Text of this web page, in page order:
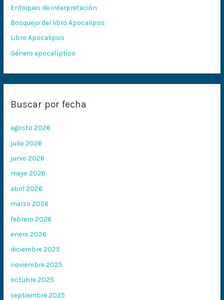
o
r
:
Enfoques de interpretación
Bosquejo del libro Apocalipsis
Libro Apocalipsis
Género apocalíptico
Buscar por fecha
agosto 2026
julio 2026
junio 2026
mayo 2026
abril 2026
marzo 2026
febrero 2026
enero 2026
diciembre 2025
noviembre 2025
octubre 2025
septiembre 2025